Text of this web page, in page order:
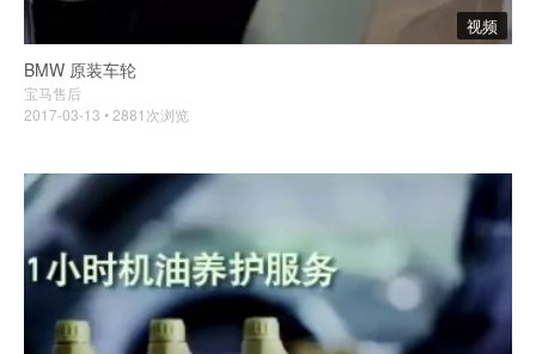
视频
BMW 原装车轮
宝马售后
2017-03-13 • 2881次浏览